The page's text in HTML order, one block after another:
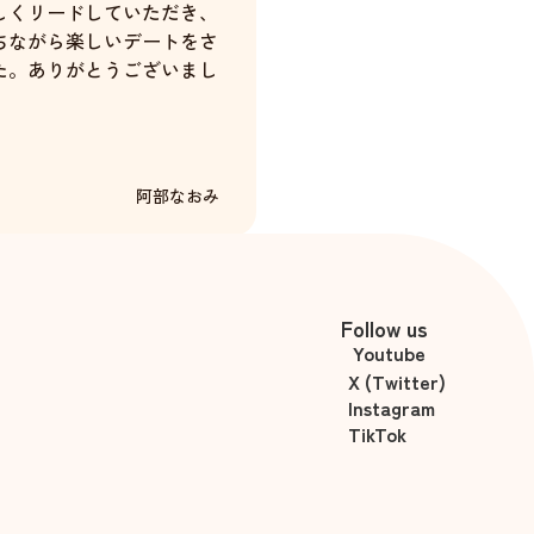
リードしていただき、
がら楽しいデートをさ
ありがとうございまし
阿部なおみ
Follow us
Youtube
X (Twitter)
Instagram
TikTok